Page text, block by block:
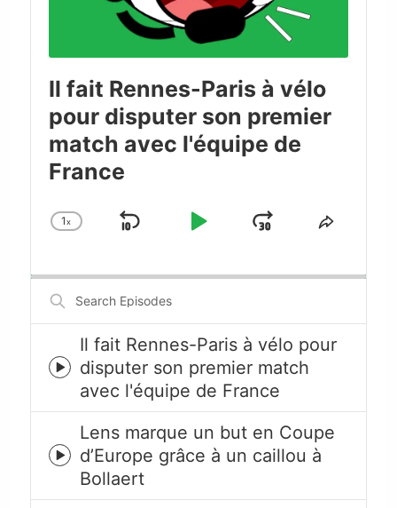
Il fait Rennes-Paris à vélo
pour disputer son premier
match avec l'équipe de
France
Change
1x
Skip
Play
JumpShare
Search
Episodes
Episode
play
icon
Il fait Rennes-Paris à vélo pour
disputer son premier match
avec l'équipe de France
Episode
play
icon
Lens marque un but en Coupe
d’Europe grâce à un caillou à
Bollaert